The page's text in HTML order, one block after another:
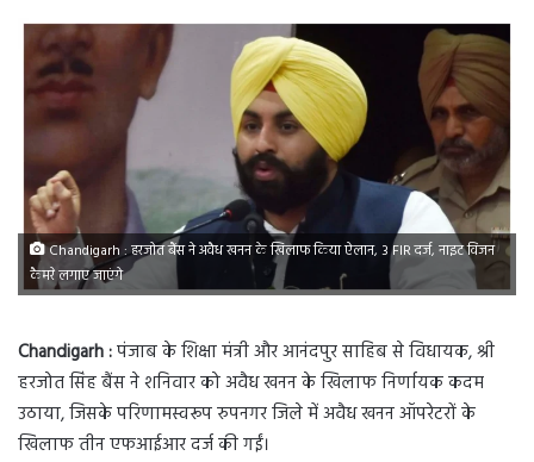
Chandigarh : हरजोत बैंस ने अवैध खनन के खिलाफ किया ऐलान, 3 FIR दर्ज, नाइट विजन
कैमरे लगाए जाएंगे
Chandigarh :पंजाब के शिक्षा मंत्री और आनंदपुर साहिब से विधायक, श्री
हरजोत सिंह बैंस ने शनिवार को अवैध खनन के खिलाफ निर्णायक कदम
उठाया, जिसके परिणामस्वरूप रुपनगर जिले में अवैध खनन ऑपरेटरों के
खिलाफ तीन एफआईआर दर्ज की गईं।